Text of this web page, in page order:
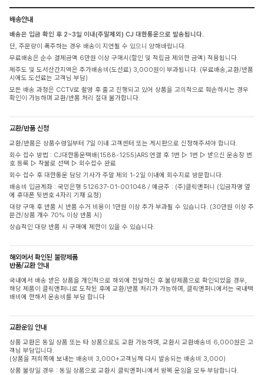
배송안내
배송은 입금 확인 후 2~3일 이내(주말제외) CJ 대한통운으로 발송됩니다.
단, 주문량이 폭주하는 경우 배송이 지연될 수 있으니 양해바랍니다.
무료배송은 순수 결제금액 6만원 이상 구매시(할인 및 적립금 제외한 금액) 적용됩니다.
제주도 및 도서산간지역은 추가배송비(도선료) 3,000원이 부과됩니다. (무료배송,교환/반품
시에도 도선료는 고객님 부담)
모든 배송 과정은 CCTV로 촬영 후 출고 진행되고 있어 상품을 고의적으로 훼손하시는 경우
확인이 가능하며 교환/반품 처리 절대 불가합니다.
교환/반품 신청
교환/반품은 상품수령일부터 7일 이내 고객센터 또는 게시판으로 신청해주셔야 합니다.
회수 접수 방법 : CJ대한통운택배(1588-1255)ARS 연결 후 1번 ▷ 1번 ▷ 받으신 운송장 번
호 등록 ▷ 착불로 선택 ▷ 회수접수 완료
회수 접수 후 대한통운 담당 기사가 주말 제외 1-2일 이내에 회수지로 방문합니다.
배송비 입금계좌 : 국민은행 512637-01-001048 / 예금주 : (주)클릭앤퍼니 (입금자명 옆
에 휴대폰 뒷번호 4자리 기재 요청)
대량 구매 후 반품 시 반품 수거 비용이 1만원 이상 추가 부과될 수 있습니다. (30만원 이상 주
문건/상품 개수 70% 이상 반품 시)
상습적인 대량 반품 시 구매에 제한이 있을 수 있습니다.
해외에서 확인된 불량제품
반품/교환 안내
국내에서 배송 받은 상품을 개인적으로 해외에 전달하신 후 불량제품으로 확인되었을 경우,
해당 제품이 클릭앤퍼니로 도착된 후에 교환/반품 처리가 가능하며, 클릭앤퍼니에서는 국내택
배비에 한해서 운송비를 부담 합니다
교환운임 안내
상품 교환은 동일 상품 또는 타 상품으로도 교환 가능하며, 교환시 교환배송비 6,000원은 고
객님 부담입니다.
(상품을 저희쪽에 보내는 배송비 3,000+고객님께 다시 발송되는 배송비 3,000)
상품 불량일 경우 : 동일 상품으로 교환시 클릭앤퍼니에서 왕복 운임을 모두 부담합니다.